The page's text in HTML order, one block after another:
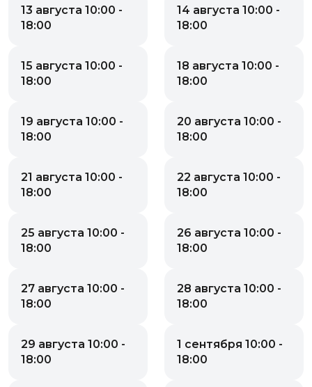
13 августа 10:00 -
18:00
14 августа 10:00 -
18:00
15 августа 10:00 -
18:00
18 августа 10:00 -
18:00
19 августа 10:00 -
18:00
20 августа 10:00 -
18:00
21 августа 10:00 -
18:00
22 августа 10:00 -
18:00
25 августа 10:00 -
18:00
26 августа 10:00 -
18:00
27 августа 10:00 -
18:00
28 августа 10:00 -
18:00
29 августа 10:00 -
18:00
1 сентября 10:00 -
18:00